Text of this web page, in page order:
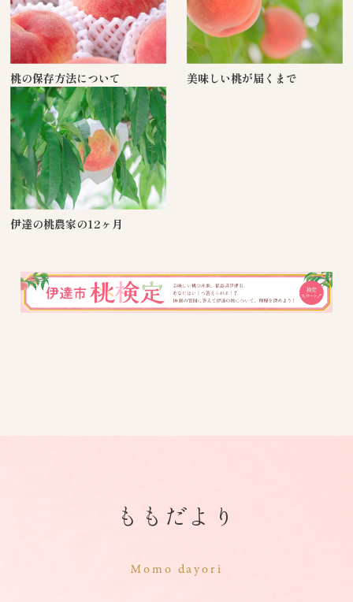
桃の保存方法について 美味しい桃が届くまで
伊達の桃農家の12ヶ月
ももだより
Momo dayori